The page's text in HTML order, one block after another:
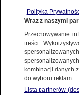
zatrudniać
Zespół
10.06.2025, 12:40
Udostępnij
Polityka
Wraz z naszymi
Przechowywanie
treści.
kombinacji danych
do wyboru reklam.
Lista partnerów